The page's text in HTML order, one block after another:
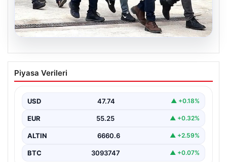
Holding patronuna bahis suçlaması.
Tüm malvarlığına el konuldu
Piyasa Verileri
USD 47.74 ▲ +0.18%
EUR 55.25 ▲ +0.32%
ALTIN 6660.6 ▲ +2.59%
BTC 3093747 ▲ +0.07%